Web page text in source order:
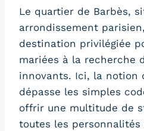
Le quartier de Barbès,
arrondissement
destination privilégiée
mariées à la recherche
innovants. Ici, la notion
dépasse les simples
offrir une multitude de
toutes les